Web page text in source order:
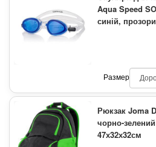
Aqua Speed
синій,
Размер
Рюкзак Joma
чорно-зелений
47х32х32см